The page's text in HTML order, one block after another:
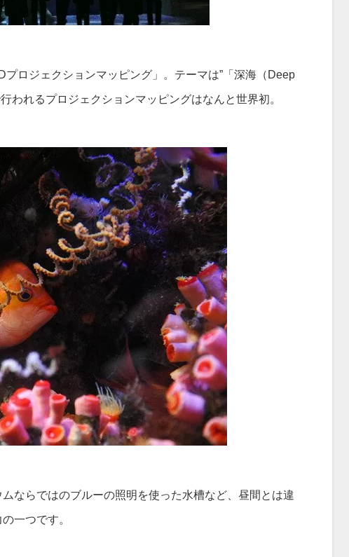
ロジェクションマッピング」。テーマは”「深海（Deep
われるプロジェクションマッピングはなんと世界初。
ならではのブルーの照明を使った水槽など、昼間とは違
一つです。